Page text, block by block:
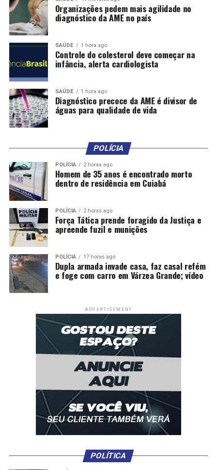
Comentários
RELATED TOPICS: ABASTECIMENTO ÁGUA
CHAPADA
CIDADES
DESTAQUE DOS EQUIPAMENTOS
GUIMARÃES
SISTEMA
UP NEXT
Homem entra com o carro em loja de ex e destrói
comércio por não aceitar término
DON'T MISS
diversificam proteínas; veja
Organizações pedem mais agilidade no
diagnóstico da AME no país
SAÚDE 1 hora ago
Controle do colesterol deve começar na
infância, alerta cardiologista
SAÚDE 1 hora ago
Diagnóstico precoce da AME é divisor de
águas para qualidade de vida
POLÍCIA
POLÍCIA 2 horas ago
Homem de 35 anos é encontrado morto
dentro de residência em Cuiabá
POLÍCIA 2 horas ago
Força Tática prende foragido da Justiça e
apreende fuzil e munições
POLÍCIA 17 horas ago
Dupla armada invade casa, faz casal refém
e foge com carro em Várzea Grande; vídeo
ADVERTISEMENT
POLÍTICA